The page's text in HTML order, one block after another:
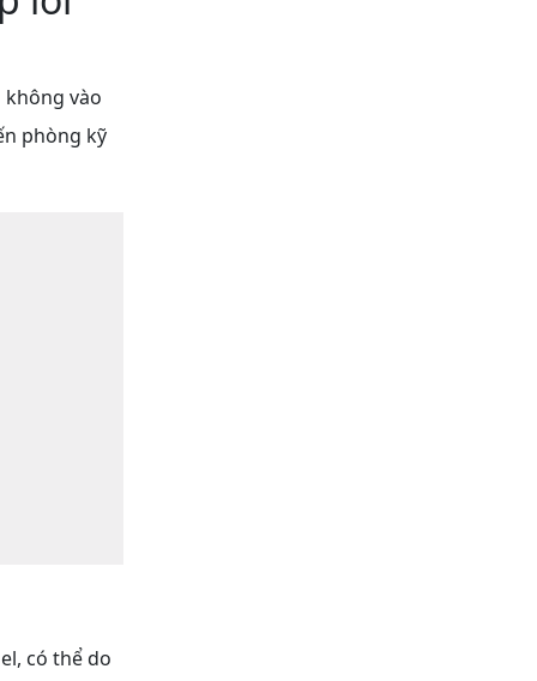
không vào
phòng kỹ
có thể do